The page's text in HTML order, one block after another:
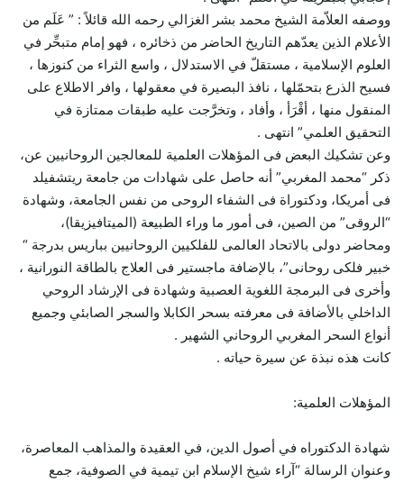
ووصفه العلاّمة الشيخ محمد بشر الغزالي رحمه الله قائلاً : ” عَلَم من
الأعلام الذين يعدّهم التاريخ الحاضر من ذخائره ، فهو إمام متبحِّر في
العلوم الإسلامية ، مستقلّ في الاستدلال ، واسع الثراء من كنوزها ،
فسيح الذرع بتحمّلها ، نافذ البصيرة في معقولها ، وافر الاطلاع على
المنقول منها ، أقْرَأ ، وأفاد ، وتخرَّجت عليه طبقات ممتازة في
التحقيق العلمي” انتهى .
وعن تشكيك البعض فى المؤهلات العلمية للمعالجين الروحانيين عن،
ذكر “محمد المغربي” أنه حاصل على شهادات من جامعة ريتشفيلد
فى أمريكا، ودكتوراة فى الشفاء الروحى من نفس الجامعة، وشهادة
“الروقى” من الصين، فى أمور ما وراء الطبيعة (الميتافيزيقا)،
ومحاضر دولى بالاتحاد العالمى للفلكيين الروحانيين بباريس بدرجة “
خبير فلكى روحانى”، بالإضافة ماجستير فى العلاج بالطاقة النورانية ،
وأخرى فى البرمجة اللغوية العصبية وشهادة فى الإرشاد الروحي
الداخلي بالأضافة فى معرفته بسحر الكابلا والسجر الصابئي وجميع
أنواع السحر المغربي الروحاني الشهير .
كانت هذه نبذة عن سيرة حياته .
المؤهلات العلمية:
شهادة الدكتوراه في أصول الدين، في العقيدة والمذاهب المعاصرة،
وعنوان الرسالة “آراء شيخ الإسلام ابن تيمية في الصوفية، جمع